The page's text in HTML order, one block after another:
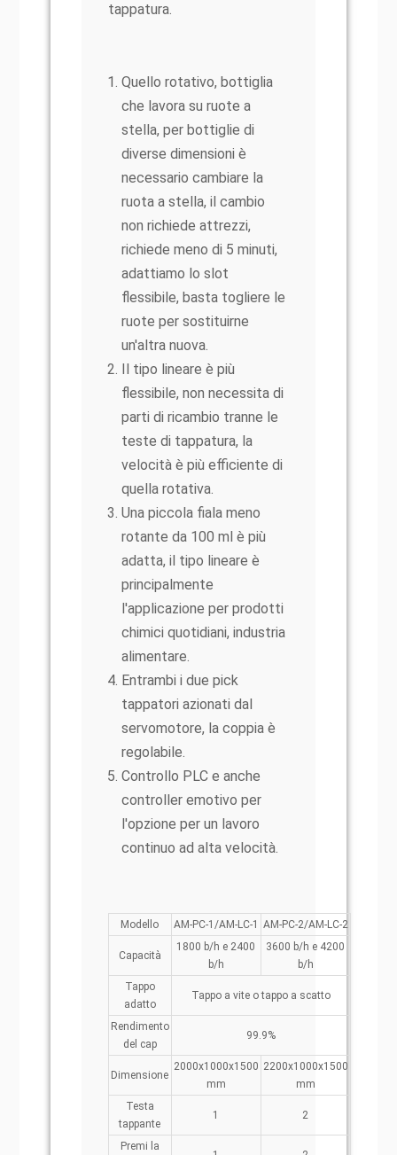
tappatura.
Quello rotativo, bottiglia
che lavora su ruote a
stella, per bottiglie di
diverse dimensioni è
necessario cambiare la
ruota a stella, il cambio
non richiede attrezzi,
richiede meno di 5 minuti,
adattiamo lo slot
flessibile, basta togliere le
ruote per sostituirne
un'altra nuova.
Il tipo lineare è più
flessibile, non necessita di
parti di ricambio tranne le
teste di tappatura, la
velocità è più efficiente di
quella rotativa.
Una piccola fiala meno
rotante da 100 ml è più
adatta, il tipo lineare è
principalmente
l'applicazione per prodotti
chimici quotidiani, industria
alimentare.
Entrambi i due pick
tappatori azionati dal
servomotore, la coppia è
regolabile.
Controllo PLC e anche
controller emotivo per
l'opzione per un lavoro
continuo ad alta velocità.
Modello AM-PC-1/AM-LC-1 AM-PC-2/AM-LC-2
Capacità
1800 b/h e 2400
b/h
3600 b/h e 4200
b/h
Tappo
adatto
Tappo a vite o tappo a scatto
Rendimento
del cap
99.9%
Dimensione
2000x1000x1500
mm
2200x1000x1500
mm
Testa
tappante
1 2
Premi la